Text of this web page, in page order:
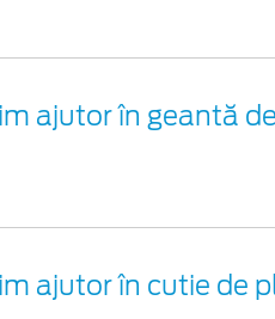
ajutor în geantă
ajutor în cutie de